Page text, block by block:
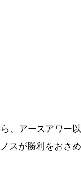
、アースアワー以
スが勝利をおさめ